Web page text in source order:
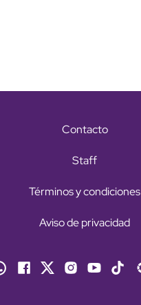
Contacto
Staff
Términos y condiciones
Aviso de privacidad